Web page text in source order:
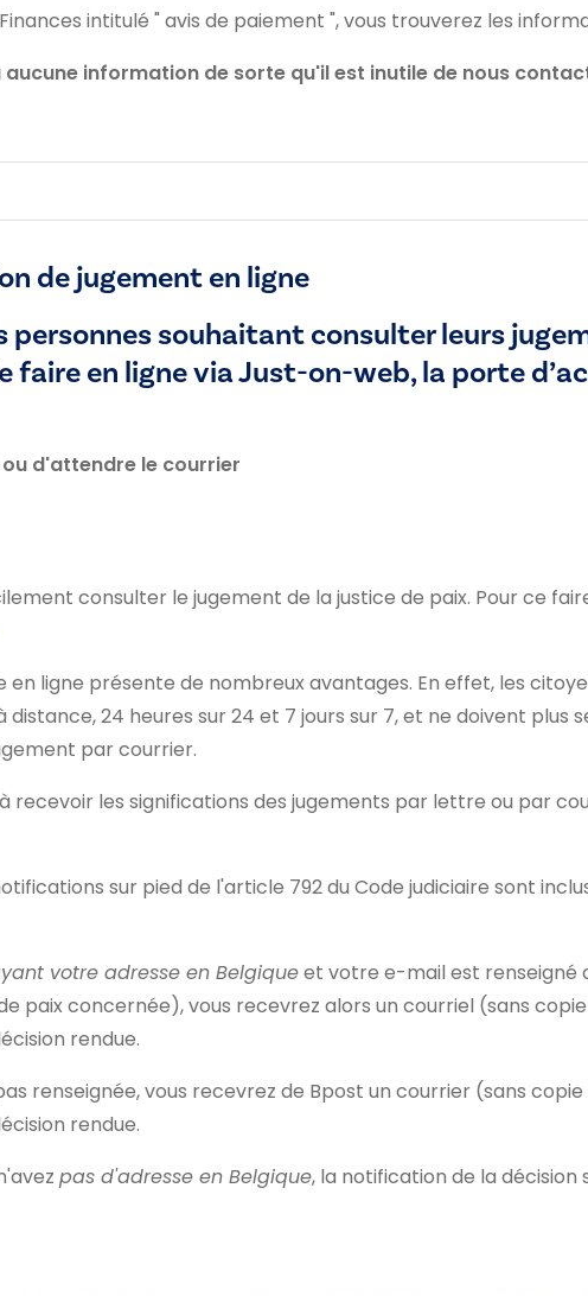
intitulé " avis de paiement ", vous trouverez les
information de sorte qu'il est inutile de nous
de jugement en ligne
personnes souhaitant consulter leurs
faire en ligne via Just-on-web, la porte
d'attendre le courrier
consulter le jugement de la justice de paix. Pour ce
ligne présente de nombreux avantages. En effet, les
24 heures sur 24 et 7 jours sur 7, et ne doivent plus
par courrier.
recevoir les significations des jugements par lettre ou par
sur pied de l'article 792 du Code judiciaire sont
votre adresse en Belgiqueet votre e-mail est renseigné
paix concernée), vous recevrez alors un courriel (sans
rendue.
renseignée, vous recevrez de Bpost un courrier (sans
rendue.
pas d'adresse en Belgique, la notification de la